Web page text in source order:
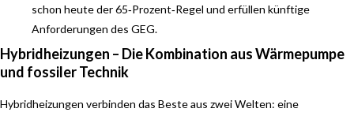
schon heute der 65‑Prozent‑Regel und erfüllen künftige
Anforderungen des GEG.
Hybridheizungen – Die Kombination aus Wärmepumpe
und fossiler Technik
Hybridheizungen verbinden das Beste aus zwei Welten: eine